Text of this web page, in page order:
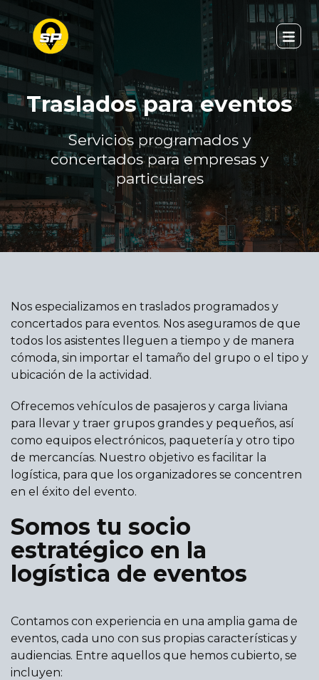
Traslados para eventos
Servicios programados y
concertados para empresas y
particulares
Nos especializamos en traslados programados y
concertados para eventos. Nos aseguramos de que
todos los asistentes lleguen a tiempo y de manera
cómoda, sin importar el tamaño del grupo o el tipo y
ubicación de la actividad.
Ofrecemos vehículos de pasajeros y carga liviana
para llevar y traer grupos grandes y pequeños, así
como equipos electrónicos, paquetería y otro tipo
de mercancías. Nuestro objetivo es facilitar la
logística, para que los organizadores se concentren
en el éxito del evento.
Somos tu socio
estratégico en la
logística de eventos
Contamos con experiencia en una amplia gama de
eventos, cada uno con sus propias características y
audiencias. Entre aquellos que hemos cubierto, se
incluyen: